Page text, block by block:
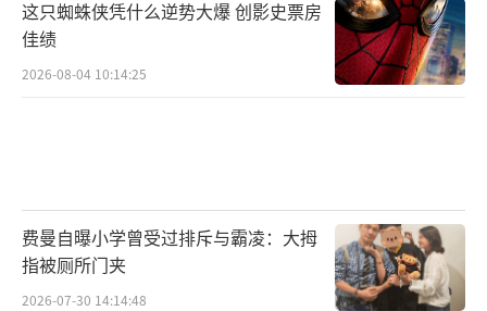
这只蜘蛛侠凭什么逆势大爆 创影史票房
佳绩
2026-08-04 10:14:25
费曼自曝小学曾受过排斥与霸凌：大拇
指被厕所门夹
2026-07-30 14:14:48